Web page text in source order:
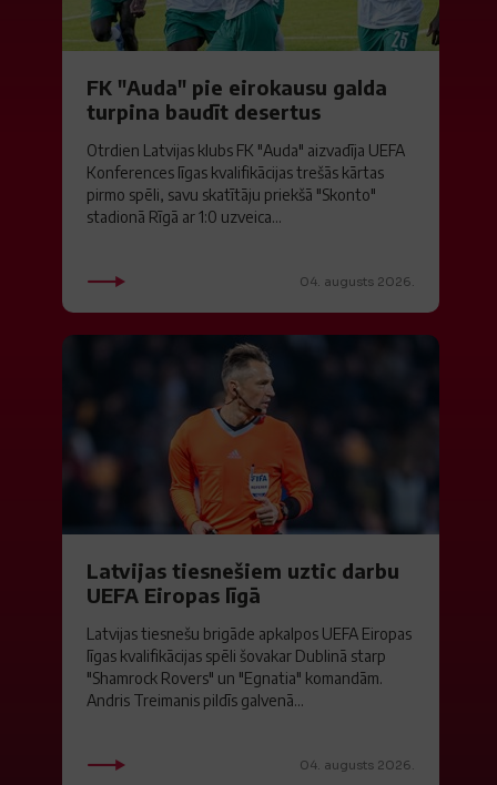
FK "Auda" pie eirokausu galda
turpina baudīt desertus
Otrdien Latvijas klubs FK "Auda" aizvadīja UEFA
Konferences līgas kvalifikācijas trešās kārtas
pirmo spēli, savu skatītāju priekšā "Skonto"
stadionā Rīgā ar 1:0 uzveica...
04. augusts 2026.
Latvijas tiesnešiem uztic darbu
UEFA Eiropas līgā
Latvijas tiesnešu brigāde apkalpos UEFA Eiropas
līgas kvalifikācijas spēli šovakar Dublinā starp
"Shamrock Rovers" un "Egnatia" komandām.
Andris Treimanis pildīs galvenā...
04. augusts 2026.